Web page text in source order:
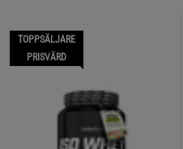
TOPPSÄLJARE
PRISVÄRD